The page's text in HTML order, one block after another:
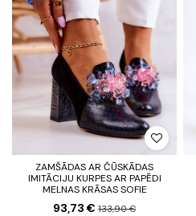
ZAMŠĀDAS AR ČŪSKĀDAS
IMITĀCIJU KURPES AR PAPĒDI
MELNAS KRĀSAS SOFIE
93,73 € 133,90 €